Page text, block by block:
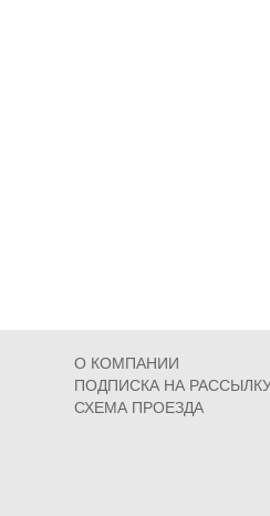
О КОМПАНИИ
ПОДПИСКА НА
СХЕМА ПРОЕЗДА